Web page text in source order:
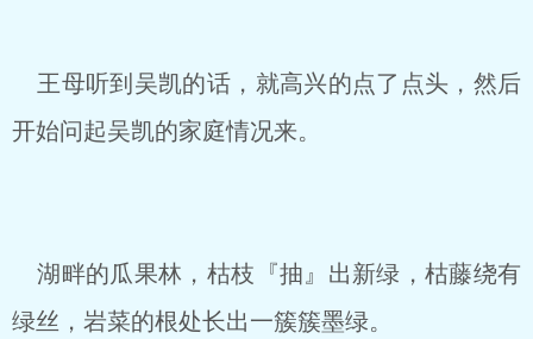
王母听到吴凯的话，就高兴的点了点头，然后
开始问起吴凯的家庭情况来。
湖畔的瓜果林，枯枝『抽』出新绿，枯藤绕有
绿丝，岩菜的根处长出一簇簇墨绿。